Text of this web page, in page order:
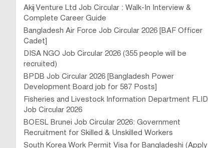
Akij Venture Ltd Job Circular : Walk-In Interview &
Complete Career Guide
Bangladesh Air Force Job Circular 2026 [BAF Officer
Cadet]
DISA NGO Job Circular 2026 (355 people will be
recruited)
BPDB Job Circular 2026 [Bangladesh Power
Development Board job for 587 Posts]
Fisheries and Livestock Information Department FLID
Job Circular 2026
BOESL Brunei Job Circular 2026: Government
Recruitment for Skilled & Unskilled Workers
South Korea Work Permit Visa for Bangladeshi (Apply